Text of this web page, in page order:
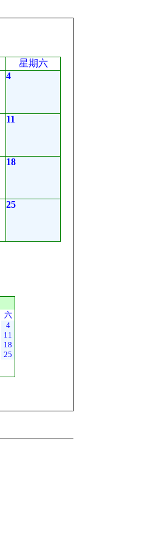
星期六
4
11
18
25
六
4
11
18
25